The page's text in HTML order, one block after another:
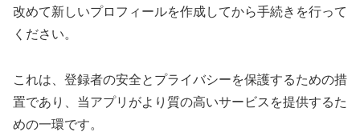
改めて新しいプロフィールを作成してから手続きを行って
ください。
これは、登録者の安全とプライバシーを保護するための措
置であり、当アプリがより質の高いサービスを提供するた
めの一環です。